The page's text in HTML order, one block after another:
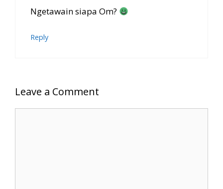
Ngetawain siapa Om?
Reply
Leave a Comment